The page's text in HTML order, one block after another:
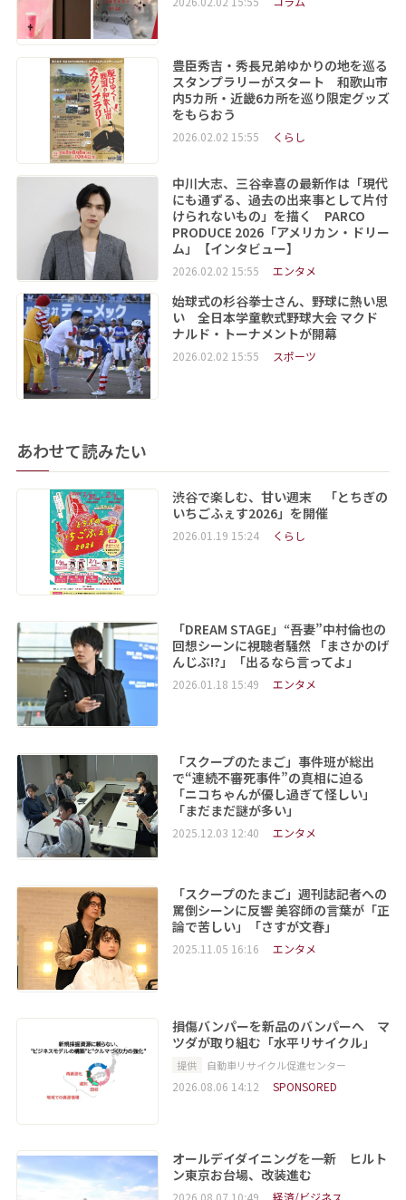
豊臣秀吉・秀長兄弟ゆかりの地を巡る
スタンプラリーがスタート 和歌山市
内5カ所・近畿6カ所を巡り限定グッズ
をもらおう
2026.02.02 15:55 くらし
中川大志、三谷幸喜の最新作は「現代
にも通ずる、過去の出来事として片付
けられないもの」を描く PARCO
PRODUCE 2026「アメリカン・ドリー
ム」【インタビュー】
2026.02.02 15:55 エンタメ
始球式の杉谷拳士さん、野球に熱い思
い 全日本学童軟式野球大会 マクド
ナルド・トーナメントが開幕
2026.02.02 15:55 スポーツ
あわせて読みたい
渋谷で楽しむ、甘い週末 「とちぎの
いちごふぇす2026」を開催
2026.01.19 15:24 くらし
「DREAM STAGE」“吾妻”中村倫也の
回想シーンに視聴者騒然 「まさかのげ
んじぶ!?」「出るなら言ってよ」
2026.01.18 15:49 エンタメ
「スクープのたまご」事件班が総出
で“連続不審死事件”の真相に迫る
「ニコちゃんが優し過ぎて怪しい」
「まだまだ謎が多い」
2025.12.03 12:40 エンタメ
「スクープのたまご」週刊誌記者への
罵倒シーンに反響 美容師の言葉が「正
論で苦しい」「さすが文春」
2025.11.05 16:16 エンタメ
損傷バンパーを新品のバンパーへ マ
ツダが取り組む「水平リサイクル」
提供 自動車リサイクル促進センター
2026.08.06 14:12 SPONSORED
オールデイダイニングを一新 ヒルト
ン東京お台場、改装進む
2026.08.07 10:49 経済/ビジネス